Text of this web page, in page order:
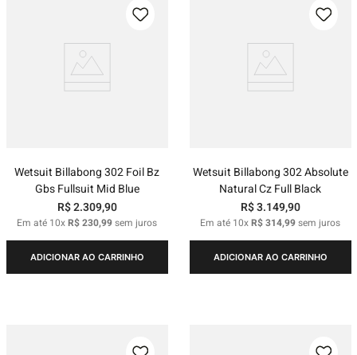
Wetsuit Billabong 302 Foil Bz
Gbs Fullsuit Mid Blue
R$2.309,90
Em até 10xR$230,99sem juros
ADICIONAR AO CARRINHO
Wetsuit Billabong 302 Absolute
Natural Cz Full Black
R$3.149,90
Em até 10xR$314,99sem juros
ADICIONAR AO CARRINHO